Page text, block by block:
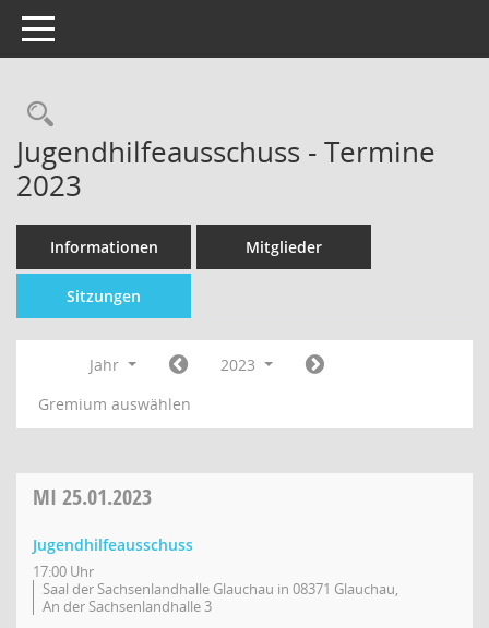
Toggle navigation
Jugendhilfeausschuss - Termine
2023
Informationen Mitglieder
Sitzungen
Jahr
2023
Gremium auswählen
MI 25.01.2023
Jugendhilfeausschuss
17:00 Uhr
Saal der Sachsenlandhalle Glauchau in 08371 Glauchau,
An der Sachsenlandhalle 3